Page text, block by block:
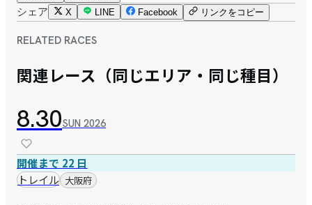
シェア X LINE Facebook リンクをコピー
RELATED RACES
関連レース（同じエリア・同じ種目）
8.30SUN 2026
開催まで 22 日
トレイル 大阪府